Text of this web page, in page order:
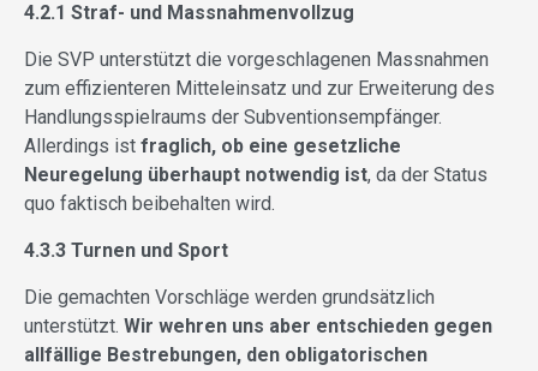
4.2.1 Straf- und Massnahmenvollzug
Die SVP unterstützt die vorgeschlagenen Massnahmen
zum effizienteren Mitteleinsatz und zur Erweiterung des
Handlungsspielraums der Subventionsempfänger.
Allerdings ist fraglich, ob eine gesetzliche
Neuregelung überhaupt notwendig ist, da der Status
quo faktisch beibehalten wird.
4.3.3 Turnen und Sport
Die gemachten Vorschläge werden grundsätzlich
unterstützt. Wir wehren uns aber entschieden gegen
allfällige Bestrebungen, den obligatorischen